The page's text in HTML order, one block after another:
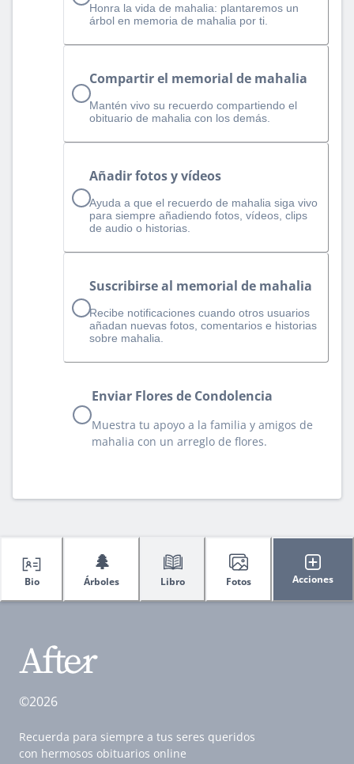
Honra la vida de mahalia: plantaremos un
árbol en memoria de mahalia por ti.
Compartir el memorial de mahalia
Mantén vivo su recuerdo compartiendo el
obituario de mahalia con los demás.
Añadir fotos y vídeos
Ayuda a que el recuerdo de mahalia siga vivo
para siempre añadiendo fotos, vídeos, clips
de audio o historias.
Suscribirse al memorial de mahalia
Recibe notificaciones cuando otros usuarios
añadan nuevas fotos, comentarios e historias
sobre mahalia.
Enviar Flores de Condolencia
Muestra tu apoyo a la familia y amigos de
mahalia con un arreglo de flores.
Bio
🌲
Árboles Libro Fotos Acciones
©2026
Recuerda para siempre a tus seres queridos
con hermosos obituarios online